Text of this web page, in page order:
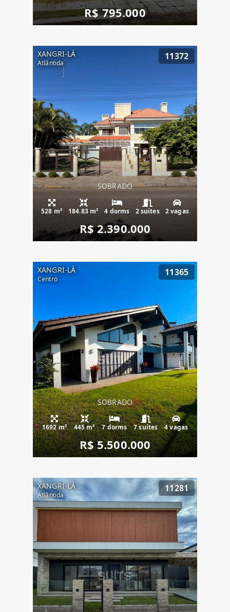
R$ 795.000
XANGRI-LÁ
Atlântida
11372
SOBRADO
528 m² 184.83 m² 4 dorms 2 suítes 2 vagas
R$ 2.390.000
XANGRI-LÁ
Centro
11365
SOBRADO
1692 m² 445 m² 7 dorms 7 suítes 4 vagas
R$ 5.500.000
XANGRI-LÁ
Atlântida
11281